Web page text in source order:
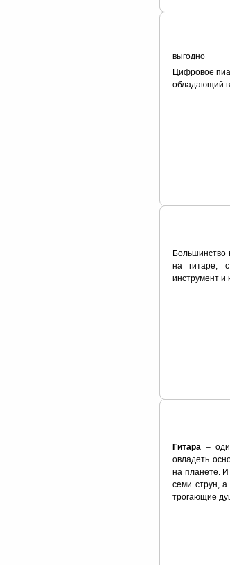
выгодно
Цифровое
обладающий
Большинство
на гитаре,
инструмент и
Гитара –
овладеть
на планете.
семи струн, а
трогающие